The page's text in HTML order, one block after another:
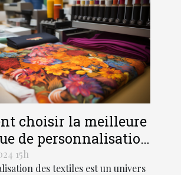
choisir la meilleure
de personnalisation
vos textiles
15h
des textiles est un univers